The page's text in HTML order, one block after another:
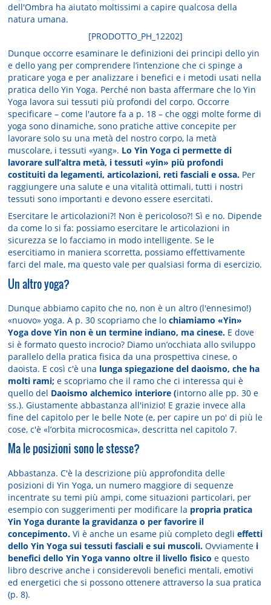
dell'Ombra ha aiutato moltissimi a capire qualcosa della
natura umana.
[PRODOTTO_PH_12202]
Dunque occorre esaminare le definizioni dei principi dello yin
e dello yang per comprendere l’intenzione che ci spinge a
praticare yoga e per analizzare i benefici e i metodi usati nella
pratica dello Yin Yoga. Perché non basta affermare che lo Yin
Yoga lavora sui tessuti più profondi del corpo. Occorre
specificare – come l'autore fa a p. 18 – che oggi molte forme di
yoga sono dinamiche, sono pratiche attive concepite per
lavorare solo su una metà del nostro corpo, la metà
muscolare, i tessuti «yang». Lo Yin Yoga ci permette di
lavorare sull’altra metà, i tessuti «yin» più profondi
costituiti da legamenti, articolazioni, reti fasciali e ossa. Per
raggiungere una salute e una vitalità ottimali, tutti i nostri
tessuti sono importanti e devono essere esercitati.
Esercitare le articolazioni?! Non è pericoloso?! Sì e no. Dipende
da come lo si fa: possiamo esercitare le articolazioni in
sicurezza se lo facciamo in modo intelligente. Se le
esercitiamo in maniera scorretta, possiamo effettivamente
farci del male, ma questo vale per qualsiasi forma di esercizio.
Un altro yoga?
Dunque abbiamo capito che no, non è un altro (l'ennesimo!)
«nuovo» yoga. A p. 30 scopriamo che lo chiamiamo «Yin»
Yoga dove Yin non è un termine indiano, ma cinese. E dove
si è formato questo incrocio? Diamo un’occhiata allo sviluppo
parallelo della pratica fisica da una prospettiva cinese, o
daoista. E così c'è una lunga spiegazione del daoismo, che ha
molti rami; e scopriamo che il ramo che ci interessa qui è
quello del Daoismo alchemico interiore (intorno alle pp. 30 e
ss.). Giustamente abbastanza all'inizio! E grazie invece alla
fine del capitolo per le belle Note (e, per capire un po' di più le
cose, c'è «l’orbita microcosmica», descritta nel capitolo 7.
Ma le posizioni sono le stesse?
Abbastanza. C'è la descrizione più approfondita delle
posizioni di Yin Yoga, un numero maggiore di sequenze
incentrate su temi più ampi, come situazioni particolari, per
esempio con suggerimenti per modificare la propria pratica
Yin Yoga durante la gravidanza o per favorire il
concepimento. Vi è anche un esame più completo deglieffetti
dello Yin Yoga sui tessuti fasciali e sui muscoli. Ovviamente i
benefici dello Yin Yoga vanno oltre il livello fisico e questo
libro descrive anche i considerevoli benefici mentali, emotivi
ed energetici che si possono ottenere attraverso la sua pratica
(p. 8).